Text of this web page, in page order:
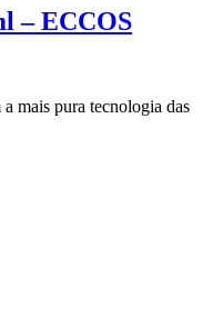
– ECCOS
mais pura tecnologia das